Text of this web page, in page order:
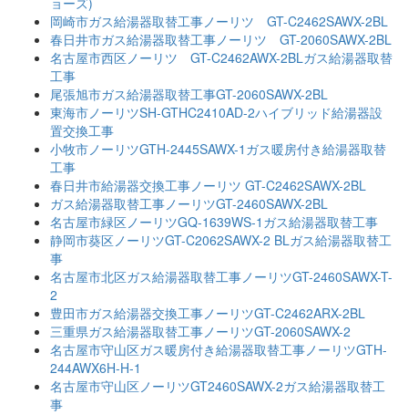
岡崎市ガス給湯器取替工事ノーリツ GT-C2462SAWX-2BL
春日井市ガス給湯器取替工事ノーリツ GT-2060SAWX-2BL
名古屋市西区ノーリツ GT-C2462AWX-2BLガス給湯器取替
工事
尾張旭市ガス給湯器取替工事GT-2060SAWX-2BL
東海市ノーリツSH-GTHC2410AD-2ハイブリッド給湯器設
置交換工事
小牧市ノーリツGTH-2445SAWX-1ガス暖房付き給湯器取替
工事
春日井市給湯器交換工事ノーリツ GT-C2462SAWX-2BL
ガス給湯器取替工事ノーリツGT-2460SAWX-2BL
名古屋市緑区ノーリツGQ-1639WS-1ガス給湯器取替工事
静岡市葵区ノーリツGT-C2062SAWX-2 BLガス給湯器取替工
事
名古屋市北区ガス給湯器取替工事ノーリツGT-2460SAWX-T-
2
豊田市ガス給湯器交換工事ノーリツGT-C2462ARX-2BL
三重県ガス給湯器取替工事ノーリツGT-2060SAWX-2
名古屋市守山区ガス暖房付き給湯器取替工事ノーリツGTH-
244AWX6H-H-1
名古屋市守山区ノーリツGT2460SAWX-2ガス給湯器取替工
事